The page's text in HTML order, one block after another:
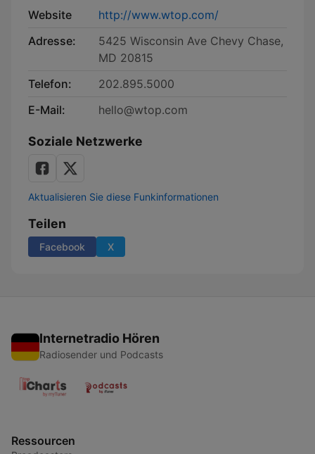
Website
http://www.wtop.com/
Adresse:
5425 Wisconsin Ave Chevy Chase,
MD 20815
Telefon:
202.895.5000
E-Mail:
hello@wtop.com
Soziale Netzwerke
Aktualisieren Sie diese Funkinformationen
Teilen
Facebook X
Internetradio Hören
Radiosender und Podcasts
Ressourcen